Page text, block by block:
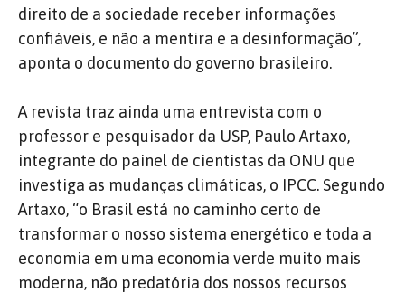
direito de a sociedade receber informações
confiáveis, e não a mentira e a desinformação”,
aponta o documento do governo brasileiro.
A revista traz ainda uma entrevista com o
professor e pesquisador da USP, Paulo Artaxo,
integrante do painel de cientistas da ONU que
investiga as mudanças climáticas, o IPCC. Segundo
Artaxo, “o Brasil está no caminho certo de
transformar o nosso sistema energético e toda a
economia em uma economia verde muito mais
moderna, não predatória dos nossos recursos